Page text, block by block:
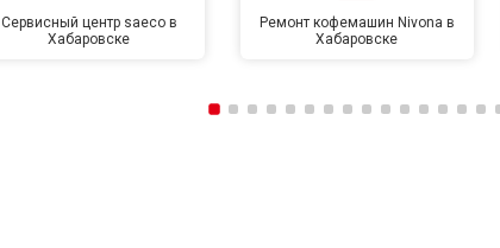
Сервисный центр saeco в
Хабаровске
Ремонт кофемашин Nivona в
Хабаровске